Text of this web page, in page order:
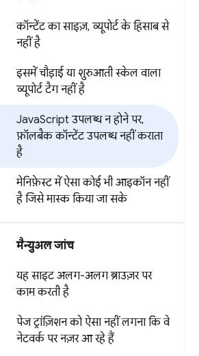
कॉन्टेंट का साइज़, व्यूपोर्ट के हिसाब से
नहीं है
इसमें चौड़ाई या शुरुआती स्केल वाला
व्यूपोर्ट टैग नहीं है
JavaScript उपलब्ध न होने पर,
फ़ॉलबैक कॉन्टेंट उपलब्ध नहीं कराता
है
मेनिफ़ेस्ट में ऐसा कोई भी आइकॉन नहीं
है जिसे मास्क किया जा सके
मैन्युअल जांच
यह साइट अलग-अलग ब्राउज़र पर
काम करती है
पेज ट्रांज़िशन को ऐसा नहीं लगना कि वे
नेटवर्क पर नज़र आ रहे हैं